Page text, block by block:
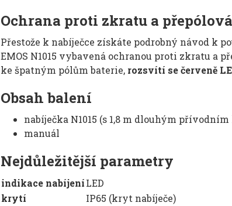
Ochrana proti zkratu a
Přestože k nabíječce získáte podrobný návod k
EMOS N1015 vybavená ochranou proti zkratu a
ke špatným pólům baterie, rozsvítí se červeně
Obsah balení
nabíječka N1015 (s 1,8 m dlouhým
manuál
Nejdůležitější parametry
indikace nabíjeníLED
krytí
IP65 (kryt nabíječe)